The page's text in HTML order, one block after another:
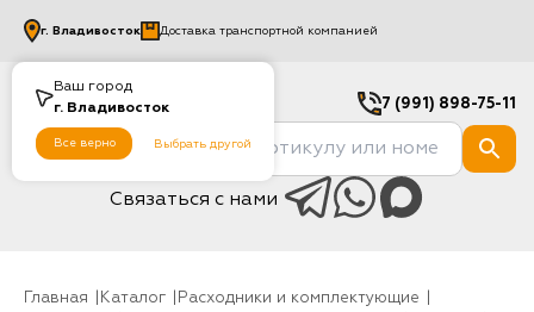
Ваш город
г. Владивосток
Все верно Выбрать другой
г. Владивосток Доставка транспортной компанией
7 (991) 898-75-11
Связаться с нами
Главная Каталог
Расходники и комплектующие